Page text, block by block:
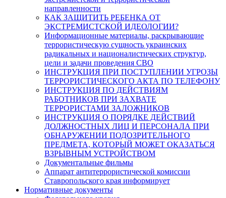
направленности
КАК ЗАЩИТИТЬ РЕБЕНКА ОТ
ЭКСТРЕМИСТСКОЙ ИДЕОЛОГИИ?
Информационные материалы, раскрывающие
террористическую сущность украинских
радикальных и националистических структур,
цели и задачи проведения СВО
ИНСТРУКЦИЯ ПРИ ПОСТУПЛЕНИИ УГРОЗЫ
ТЕРРОРИСТИЧЕСКОГО АКТА ПО ТЕЛЕФОНУ
ИНСТРУКЦИЯ ПО ДЕЙСТВИЯМ
РАБОТНИКОВ ПРИ ЗАХВАТЕ
ТЕРРОРИСТАМИ ЗАЛОЖНИКОВ
ИНСТРУКЦИЯ О ПОРЯДКЕ ДЕЙСТВИЙ
ДОЛЖНОСТНЫХ ЛИЦ И ПЕРСОНАЛА ПРИ
ОБНАРУЖЕНИИ ПОДОЗРИТЕЛЬНОГО
ПРЕДМЕТА, КОТОРЫЙ МОЖЕТ ОКАЗАТЬСЯ
ВЗРЫВНЫМ УСТРОЙСТВОМ
Документальные фильмы
Аппарат антитеррористической комиссии
Ставропольского края информирует
Нормативные документы